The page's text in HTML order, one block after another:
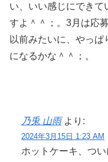
い、いい感じにでき
すよ＾＾；。3月は応
以前みたいに、やっ
になるかな＾＾；。
乃兎 山雨 より:
2024年3月15日 1:23 AM
ホットケーキ、つ